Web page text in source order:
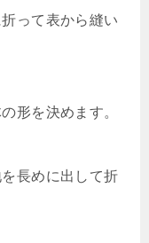
って表から縫い
形を決めます。
長めに出して折